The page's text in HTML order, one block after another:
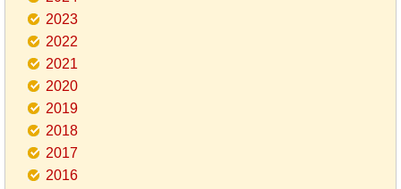
2023
2022
2021
2020
2019
2018
2017
2016